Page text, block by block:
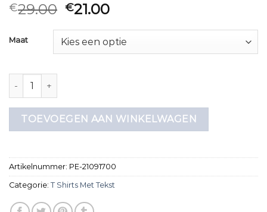
€29.00 €21.00
Maat
t shirts met tekst aantal
TOEVOEGEN AAN WINKELWAGEN
Artikelnummer: PE-21091700
Categorie: T Shirts Met Tekst